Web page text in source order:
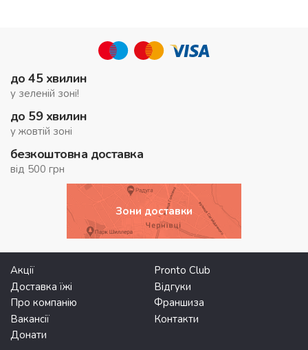
до 45 хвилин
у зеленій зоні!
до 59 хвилин
у жовтій зоні
безкоштовна доставка
від 500 грн
Зони доставки
Акції
Pronto Club
Доставка їжі
Відгуки
Про компанію
Франшиза
Вакансії
Контакти
Донати